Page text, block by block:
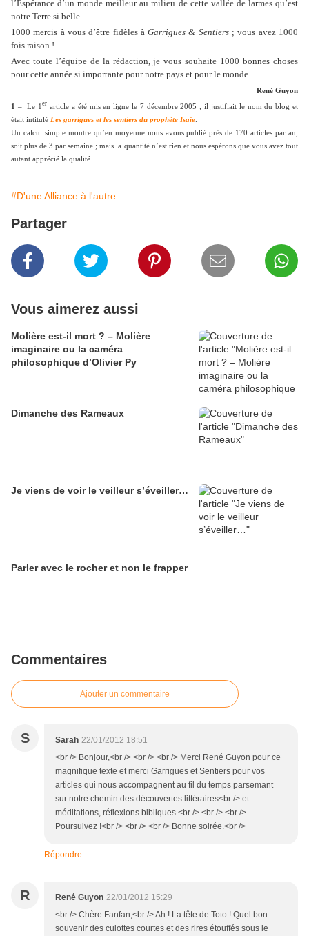
l’Espérance d’un monde meilleur au milieu de cette vallée de larmes qu’est
notre Terre si belle.
1000 mercis à vous d’être fidèles àGarrigues & Sentiers; vous avez 1000
fois raison !
Avec toute l’équipe de la rédaction, je vous souhaite 1000 bonnes choses
pour cette année si importante pour notre pays et pour le monde.
René Guyon
1 – Le 1er article a été mis en ligne le 7 décembre 2005 ; il justifiait le nom du blog et
était intitulé Les garrigues et les sentiers du prophète Isaïe.
Un calcul simple montre qu’en moyenne nous avons publié près de 170 articles par an,
soit plus de 3 par semaine ; mais la quantité n’est rien et nous espérons que vous avez tout
autant apprécié la qualité…
#D'une Alliance à l'autre
Partager
Vous aimerez aussi
Molière est-il mort ? – Molière
imaginaire ou la caméra
philosophique d’Olivier Py
Dimanche des Rameaux
Je viens de voir le veilleur s’éveiller…
Parler avec le rocher et non le frapper
Commentaires
Ajouter un commentaire
S Sarah 22/01/2012 18:51
<br /> Bonjour,<br /> <br /> <br /> Merci René Guyon pour ce
magnifique texte et merci Garrigues et Sentiers pour vos
articles qui nous accompagnent au fil du temps parsemant
sur notre chemin des découvertes littéraires<br /> et
méditations, réflexions bibliques.<br /> <br /> <br />
Poursuivez !<br /> <br /> <br /> Bonne soirée.<br />
Répondre
R René Guyon 22/01/2012 15:29
<br /> Chère Fanfan,<br /> Ah ! La tête de Toto ! Quel bon
souvenir des culottes courtes et des rires étouffés sous le